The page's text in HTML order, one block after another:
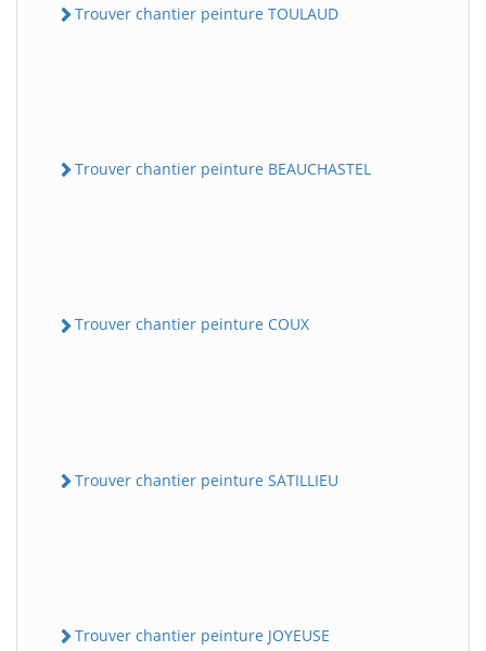
Trouver chantier peinture TOULAUD
Trouver chantier peinture BEAUCHASTEL
Trouver chantier peinture COUX
Trouver chantier peinture SATILLIEU
Trouver chantier peinture JOYEUSE